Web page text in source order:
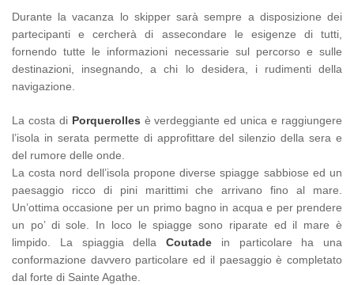
Durante la vacanza lo skipper sarà sempre a disposizione dei
partecipanti e cercherà di assecondare le esigenze di tutti,
fornendo tutte le informazioni necessarie sul percorso e sulle
destinazioni, insegnando, a chi lo desidera, i rudimenti della
navigazione.
La costa di Porquerolles è verdeggiante ed unica e raggiungere
l’isola in serata permette di approfittare del silenzio della sera e
del rumore delle onde.
La costa nord dell’isola propone diverse spiagge sabbiose ed un
paesaggio ricco di pini marittimi che arrivano fino al mare.
Un’ottima occasione per un primo bagno in acqua e per prendere
un po’ di sole. In loco le spiagge sono riparate ed il mare è
limpido. La spiaggia della Coutade in particolare ha una
conformazione davvero particolare ed il paesaggio è completato
dal forte di Sainte Agathe.